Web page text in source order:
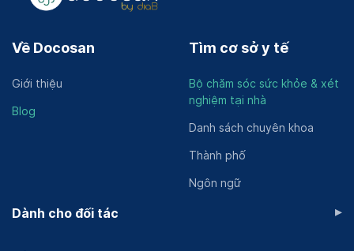
Về Docosan
Giới thiệu
Blog
Tìm cơ sở y tế
Bộ chăm sóc sức khỏe & xét
nghiệm tại nhà
Danh sách chuyên khoa
Thành phố
Ngôn ngữ
Dành cho đối tác ▸